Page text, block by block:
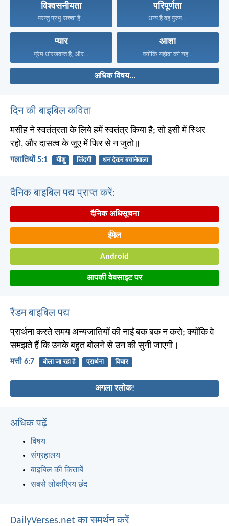
विश्वसनीयता
परन्तु प्रभु सच्चा है...
परिपूर्णता
धन्य है वह पुरुष...
प्यार
प्रेम धीरजवन्त है, और...
आशा
क्योंकि यहोवा की यह...
अधिक विषय...
दिन की बाइबिल कविता
मसीह ने स्वतंत्रता के लिये हमें स्वतंत्र किया है; सो इसी में स्थिर
रहो, और दासत्व के जूए में फिर से न जुतो॥
गलातियों 5:1 यीशु जिंदगी धन देकर बचानेवाला
दैनिक बाइबिल पद्य प्राप्त करें:
दैनिक अधिसूचना
ईमेल
Android
आपकी वेबसाइट पर
रैंडम बाइबिल पद्य
प्रार्थना करते समय अन्यजातियों की नाईं बक बक न करो; क्योंकि वे
समझते हैं कि उनके बहुत बोलने से उन की सुनी जाएगी।
मत्ती 6:7 बोला जा रहा है प्रार्थना विचार
अगला श्लोक!
अधिक पढ़ें
विषय
संग्रहालय
बाइबिल की किताबें
सबसे लोकप्रिय छंद
DailyVerses.net का समर्थन करें